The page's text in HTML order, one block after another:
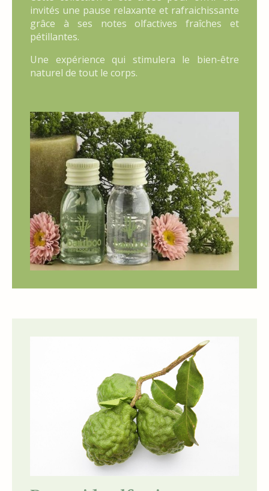
invités une pause relaxante et rafraichissante
grâce à ses notes olfactives fraîches et
pétillantes.
Une expérience qui stimulera le bien-être
naturel de tout le corps.